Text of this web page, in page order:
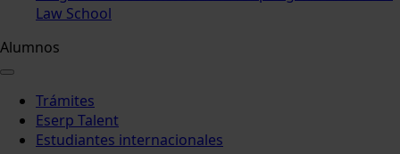
Law School
Alumnos
Trámites
Eserp Talent
Estudiantes internacionales